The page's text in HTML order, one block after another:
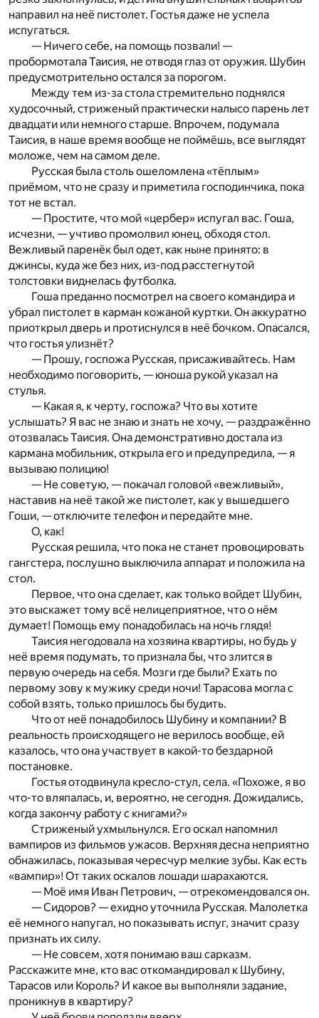
направил на неё пистолет. Гостья даже не успела
испугаться.
— Ничего себе, на помощь позвали! —
пробормотала Таисия, не отводя глаз от оружия. Шубин
предусмотрительно остался за порогом.
Между тем из-за стола стремительно поднялся
худосочный, стриженый практически налысо парень лет
двадцати или немного старше. Впрочем, подумала
Таисия, в наше время вообще не поймёшь, все выглядят
моложе, чем на самом деле.
Русская была столь ошеломлена «тёплым»
приёмом, что не сразу и приметила господинчика, пока
тот не встал.
— Простите, что мой «цербер» испугал вас. Гоша,
исчезни, — учтиво промолвил юнец, обходя стол.
Вежливый паренёк был одет, как ныне принято: в
джинсы, куда же без них, из-под расстегнутой
толстовки виднелась футболка.
Гоша преданно посмотрел на своего командира и
убрал пистолет в карман кожаной куртки. Он аккуратно
приоткрыл дверь и протиснулся в неё бочком. Опасался,
что гостья улизнёт?
— Прошу, госпожа Русская, присаживайтесь. Нам
необходимо поговорить, — юноша рукой указал на
стулья.
— Какая я, к черту, госпожа? Что вы хотите
услышать? Я вас не знаю и знать не хочу, — раздражённо
отозвалась Таисия. Она демонстративно достала из
кармана мобильник, открыла его и предупредила, — я
вызываю полицию!
— Не советую, — покачал головой «вежливый»,
наставив на неё такой же пистолет, как у вышедшего
Гоши, — отключите телефон и передайте мне.
О, как!
Русская решила, что пока не станет провоцировать
гангстера, послушно выключила аппарат и положила на
стол.
Первое, что она сделает, как только войдет Шубин,
это выскажет тому всё нелицеприятное, что о нём
думает! Помощь ему понадобилась на ночь глядя!
Таисия негодовала на хозяина квартиры, но будь у
неё время подумать, то признала бы, что злится в
первую очередь на себя. Мозги где были? Ехать по
первому зову к мужику среди ночи! Тарасова могла с
собой взять, только пришлось бы будить.
Что от неё понадобилось Шубину и компании? В
реальность происходящего не верилось вообще, ей
казалось, что она участвует в какой-то бездарной
постановке.
Гостья отодвинула кресло-стул, села. «Похоже, я во
что-то вляпалась, и, вероятно, не сегодня. Дожидались,
когда закончу работу с книгами?»
Стриженый ухмыльнулся. Его оскал напомнил
вампиров из фильмов ужасов. Верхняя десна неприятно
обнажилась, показывая чересчур мелкие зубы. Как есть
«вампир»! От таких оскалов лошади шарахаются.
— Моё имя Иван Петрович, — отрекомендовался он.
— Сидоров? — ехидно уточнила Русская. Малолетка
её немного напугал, но показывать испуг, значит сразу
признать их силу.
— Не совсем, хотя понимаю ваш сарказм.
Расскажите мне, кто вас откомандировал к Шубину,
Тарасов или Король? И какое вы выполняли задание,
проникнув в квартиру?